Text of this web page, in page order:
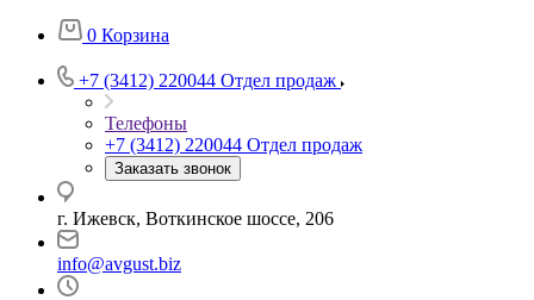
0 Корзина
+7 (3412) 220044 Отдел продаж
Телефоны
+7 (3412) 220044 Отдел продаж
Заказать звонок
г. Ижевск, Воткинское шоссе, 206
info@avgust.biz